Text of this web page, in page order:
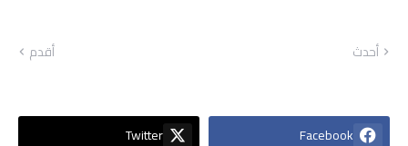
أحدث أقدم
Facebook
Twitter